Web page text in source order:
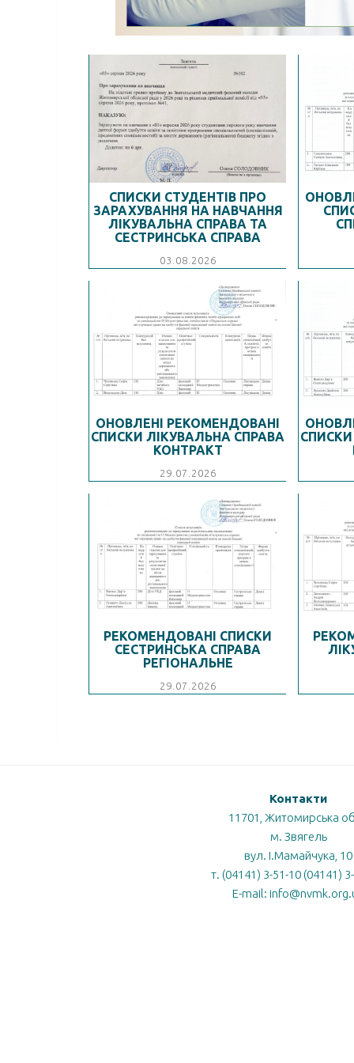
СПИСКИ СТУДЕНТІВ ПРО
ЗАРАХУВАННЯ НА НАВЧАННЯ
ЛІКУВАЛЬНА СПРАВА ТА
СЕСТРИНСЬКА СПРАВА
03.08.2026
ОНОВЛЕНІ РЕКОМЕНДОВАНІ
СПИСКИ ЛІКУВАЛЬНА СПРАВА
КОНТРАКТ
29.07.2026
РЕКОМЕНДОВАНІ СПИСКИ
СЕСТРИНСЬКА СПРАВА
РЕГІОНАЛЬНЕ
29.07.2026
Контакти
11701, Житомирська
м. Звягель
вул. І.Мамайчука, 10
т. (04141) 3-51-10 (04141)
E-mail:
Державна
служба